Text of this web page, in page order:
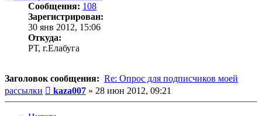
Сообщения: 108
Зарегистрирован:
30 янв 2012, 15:06
Откуда:
РТ, г.Елабуга
Заголовок сообщения: Re: Опрос для подписчиков моей
рассылки
Сообщение
kaza007 » 28 июн 2012, 09:21